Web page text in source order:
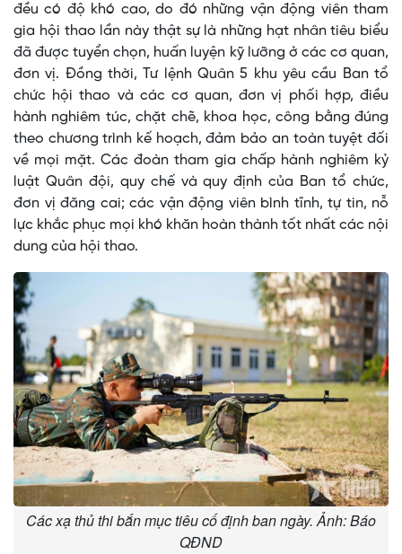
đều có độ khó cao, do đó những vận động viên tham
gia hội thao lần này thật sự là những hạt nhân tiêu biểu
đã được tuyển chọn, huấn luyện kỹ lưỡng ở các cơ quan,
đơn vị. Đồng thời, Tư lệnh Quân 5 khu yêu cầu Ban tổ
chức hội thao và các cơ quan, đơn vị phối hợp, điều
hành nghiêm túc, chặt chẽ, khoa học, công bằng đúng
theo chương trình kế hoạch, đảm bảo an toàn tuyệt đối
về mọi mặt. Các đoàn tham gia chấp hành nghiêm kỷ
luật Quân đội, quy chế và quy định của Ban tổ chức,
đơn vị đăng cai; các vận động viên bình tĩnh, tự tin, nỗ
lực khắc phục mọi khó khăn hoàn thành tốt nhất các nội
dung của hội thao.
Các xạ thủ thi bắn mục tiêu cố định ban ngày. Ảnh: Báo
QĐND